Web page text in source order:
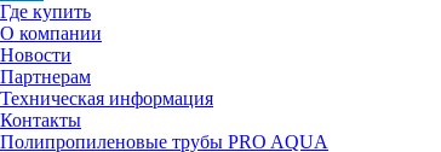
Где купить
О компании
Новости
Партнерам
Техническая информация
Контакты
Полипропиленовые трубы PRO AQUA